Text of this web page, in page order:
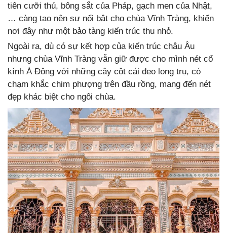
tiên cưỡi thú, bông sắt của Pháp, gạch men của Nhật,
… càng tạo nên sự nổi bật cho chùa Vĩnh Tràng, khiến
nơi đây như một bảo tàng kiến trúc thu nhỏ.
Ngoài ra, dù có sự kết hợp của kiến trúc châu Âu
nhưng chùa Vĩnh Tràng vẫn giữ được cho mình nét cổ
kính Á Đông với những cây cột cái đeo long trụ, có
chạm khắc chim phượng trên đầu rồng, mang đến nét
đẹp khác biệt cho ngôi chùa.